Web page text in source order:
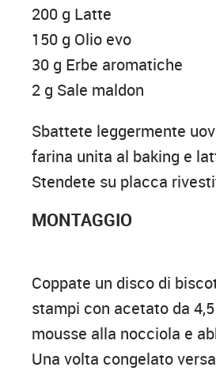
200 g Latte
150 g Olio evo
30 g Erbe aromatiche
2 g Sale maldon
Sbattete leggermente
farina unita al baking e
Stendete su placca
MONTAGGIO
Coppate un disco di
stampi con acetato da
mousse alla nocciola e
Una volta congelato